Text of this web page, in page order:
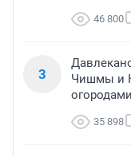
46 800
3
Чишмы и
35 898